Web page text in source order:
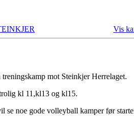
Vis
mot Steinkjer Herrelaget.
kl 11,kl13 og kl15.
se noe gode volleyball kamper før